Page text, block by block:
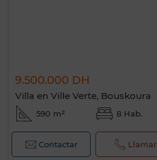
9.500.000 DH
Villa en Ville Verte, Bouskoura
590 m² 8 Hab.
Contactar Llamar